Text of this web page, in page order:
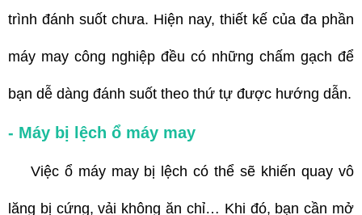
trình đánh suốt chưa. Hiện nay, thiết kế của đa phần
máy may công nghiệp đều có những chấm gạch để
bạn dễ dàng đánh suốt theo thứ tự được hướng dẫn.
- Máy bị lệch ổ máy may
Việc ổ máy may bị lệch có thể sẽ khiến quay vô
lăng bị cứng, vải không ăn chỉ… Khi đó, bạn cần mở